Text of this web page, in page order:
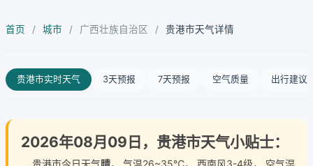
首页 / 城市 / 广西壮族自治区 / 贵港市天气详情
贵港市实时天气 3天预报 7天预报 空气质量 出行建议
2026年08月09日，贵港市天气小贴士：
贵港市今日天气晴， 气温26~35℃， 西南风3-4级， 空气湿